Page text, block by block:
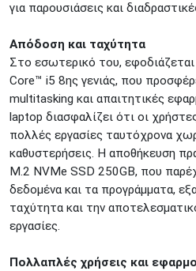
για παρουσιάσεις και
Απόδοση και ταχύτητα
Στο εσωτερικό του,
Core™ i5 8ης γενιάς, που
multitasking και απαιτητικές
laptop διασφαλίζει ότι οι
πολλές εργασίες ταυτόχρονα
καθυστερήσεις. Η αποθήκευση
M.2 NVMe SSD 250GB, που
δεδομένα και τα προγράμματα,
ταχύτητα και την
εργασίες.
Πολλαπλές χρήσεις και